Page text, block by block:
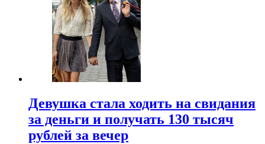
Девушка стала ходить на свидания
за деньги и получать 130 тысяч
рублей за вечер